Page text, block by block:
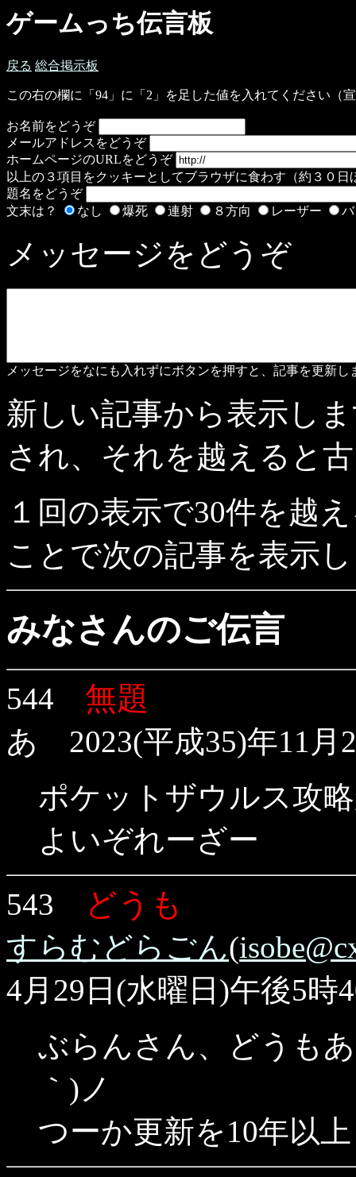
ゲームっち伝言板
戻る 総合掲示板
この右の欄に「94」に「2」を足した値を入れてください（
お名前をどうぞ
メールアドレスをどうぞ
ホームページのURLをどうぞ
以上の３項目をクッキーとしてブラウザに食わす（約３０日
題名をどうぞ
文末は？
なし 爆死 連射 ８方向 レーザー
メッセージをどうぞ
メッセージをなにも入れずにボタンを押すと、記事を更新し
新しい記事から表示し
され、それを越えると
１回の表示で30件を越
ことで次の記事を表示
みなさんのご伝言
544 無題
あ 2023(平成35)年11月
ポケットザウルス攻
よいぞれーざー
543
どうも
すらむどらごん(
4月29日(水曜日)午後5時
ぶらんさん、どうも
｀)ノ
つーか更新を10年以